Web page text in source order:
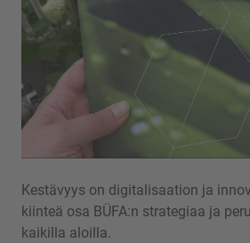
Kestävyys on digitalisaation ja
kiinteä osa BÜFA:n strategiaa ja
kaikilla aloilla.